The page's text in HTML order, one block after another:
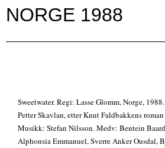
NORGE 1988
Sweetwater. Regi: Lasse Glomm, Norge,
Petter Skavlan, etter Knut Faldbakkens
Musikk: Stefan Nilsson. Medv: Bentein
Alphonsia Emmanuel, Sverre Anker Ousdal,